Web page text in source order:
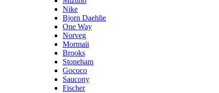
Nike
Bjorn Daehlie
One Way
Norveg
Mormaii
Brooks
Stoneham
Gococo
Saucony
Fischer